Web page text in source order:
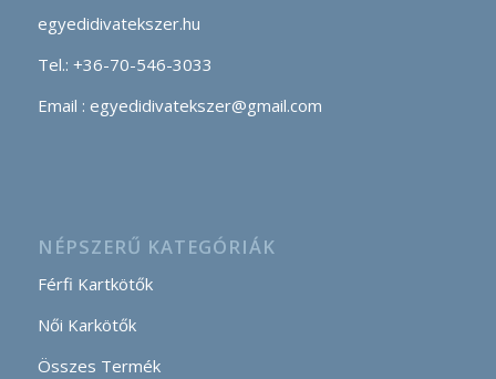
egyedidivatekszer.hu
Tel.: +36-70-546-3033
Email : egyedidivatekszer@gmail.com
NÉPSZERŰ KATEGÓRIÁK
Férfi Kartkötők
Női Karkötők
Összes Termék